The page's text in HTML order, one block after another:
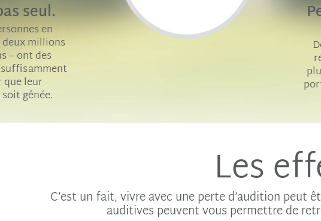
seul.
en
deux millions
– ont des
que leur
gênée.
Les
C’est un fait, vivre avec une perte d’audition peut
auditives peuvent vous permettre de